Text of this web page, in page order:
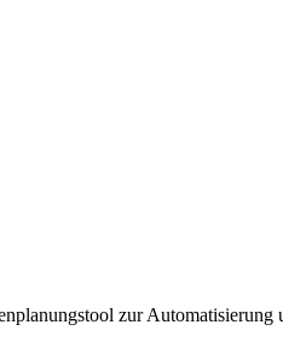
zur Automatisierung